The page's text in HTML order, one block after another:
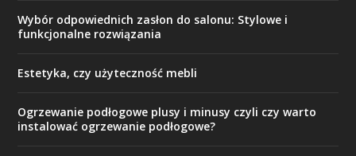
Wybór odpowiednich zasłon do salonu: Stylowe i
funkcjonalne rozwiązania
Estetyka, czy użyteczność mebli
Ogrzewanie podłogowe plusy i minusy czyli czy warto
instalować ogrzewanie podłogowe?